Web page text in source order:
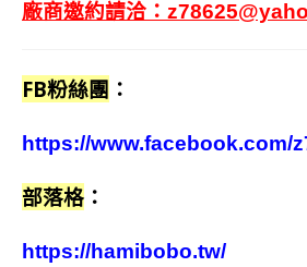
廠商邀約請洽：
FB粉絲團 ：
https://www.facebook.com/
部落格 ：
https://hamibobo.tw/